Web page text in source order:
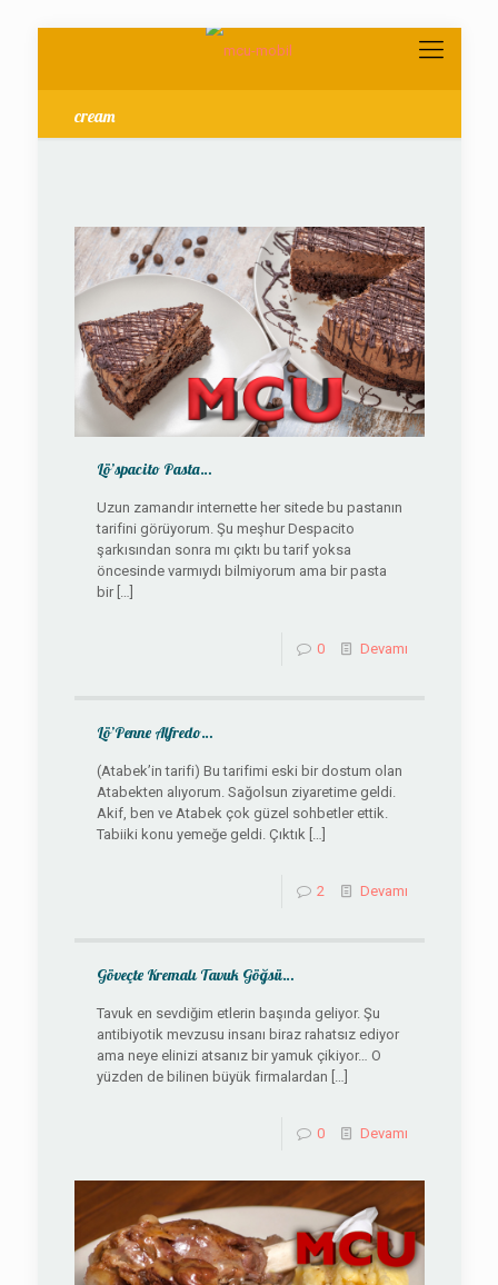
cream
Lö’spacito Pasta…
Uzun zamandır internette her sitede bu pastanın
tarifini görüyorum. Şu meşhur Despacito
şarkısından sonra mı çıktı bu tarif yoksa
öncesinde varmıydı bilmiyorum ama bir pasta
bir[…]
0 Devamı
Lö’Penne Alfredo…
(Atabek’in tarifi) Bu tarifimi eski bir dostum olan
Atabekten alıyorum. Sağolsun ziyaretime geldi.
Akif, ben ve Atabek çok güzel sohbetler ettik.
Tabiiki konu yemeğe geldi. Çıktık[…]
2 Devamı
Göveçte Kremalı Tavuk Göğsü…
Tavuk en sevdiğim etlerin başında geliyor. Şu
antibiyotik mevzusu insanı biraz rahatsız ediyor
ama neye elinizi atsanız bir yamuk çikiyor… O
yüzden de bilinen büyük firmalardan […]
0 Devamı